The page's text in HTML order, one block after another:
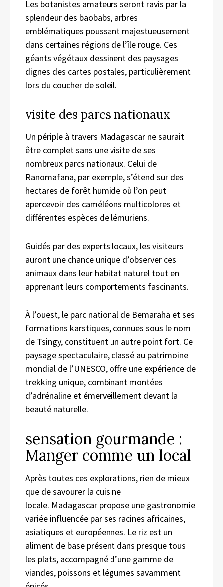
Les botanistes amateurs seront ravis par la
splendeur des baobabs, arbres
emblématiques poussant majestueusement
dans certaines régions de l’île rouge. Ces
géants végétaux dessinent des paysages
dignes des cartes postales, particulièrement
lors du coucher de soleil.
visite des parcs nationaux
Un périple à travers Madagascar ne saurait
être complet sans une visite de ses
nombreux parcs nationaux. Celui de
Ranomafana, par exemple, s’étend sur des
hectares de forêt humide où l’on peut
apercevoir des caméléons multicolores et
différentes espèces de lémuriens.
Guidés par des experts locaux, les visiteurs
auront une chance unique d’observer ces
animaux dans leur habitat naturel tout en
apprenant leurs comportements fascinants.
À l’ouest, le parc national de Bemaraha et ses
formations karstiques, connues sous le nom
de Tsingy, constituent un autre point fort. Ce
paysage spectaculaire, classé au patrimoine
mondial de l’UNESCO, offre une expérience de
trekking unique, combinant montées
d’adrénaline et émerveillement devant la
beauté naturelle.
sensation gourmande :
Manger comme un local
Après toutes ces explorations, rien de mieux
que de savourer la cuisine
locale. Madagascar propose une gastronomie
variée influencée par ses racines africaines,
asiatiques et européennes. Le riz est un
aliment de base présent dans presque tous
les plats, accompagné d’une gamme de
viandes, poissons et légumes savamment